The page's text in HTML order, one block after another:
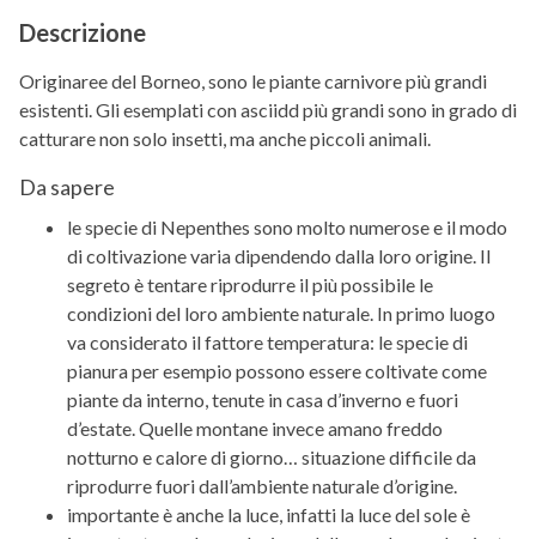
Descrizione
Originaree del Borneo, sono le piante carnivore più grandi
esistenti. Gli esemplati con asciidd più grandi sono in grado di
catturare non solo insetti, ma anche piccoli animali.
Da sapere
le specie di Nepenthes sono molto numerose e il modo
di coltivazione varia dipendendo dalla loro origine. Il
segreto è tentare riprodurre il più possibile le
condizioni del loro ambiente naturale. In primo luogo
va considerato il fattore temperatura: le specie di
pianura per esempio possono essere coltivate come
piante da interno, tenute in casa d’inverno e fuori
d’estate. Quelle montane invece amano freddo
notturno e calore di giorno… situazione difficile da
riprodurre fuori dall’ambiente naturale d’origine.
importante è anche la luce, infatti la luce del sole è